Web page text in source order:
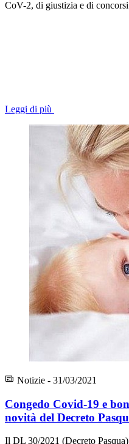
CoV-2, di giustizia e di
Leggi di più
Notizie - 31/03/2021
Congedo Covid-19 e
novità del Decreto
Il DL 30/2021 (Decreto